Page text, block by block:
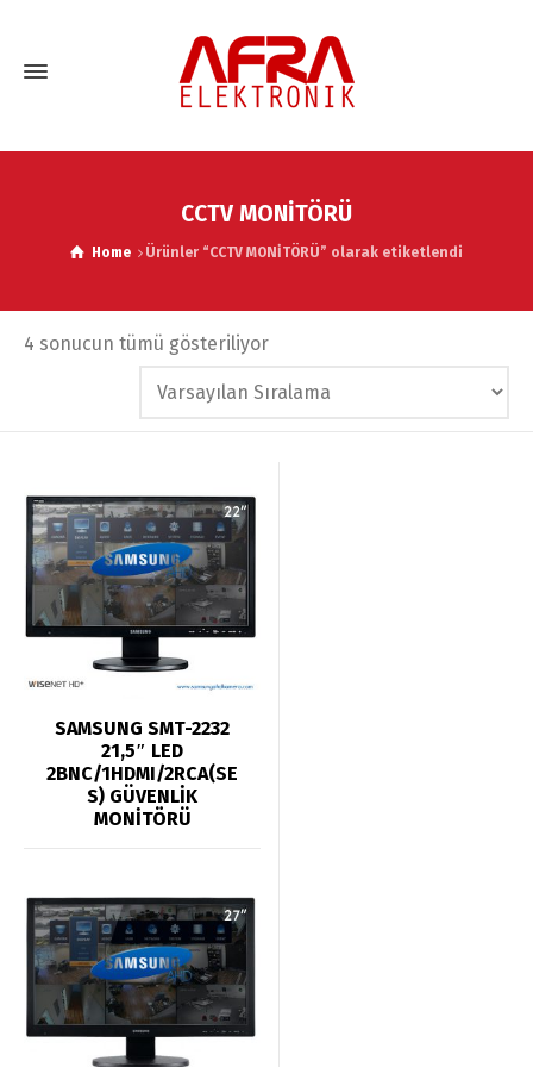
CCTV MONİTÖRÜ
Home Ürünler “CCTV MONİTÖRÜ” olarak etiketlendi
4 sonucun tümü gösteriliyor
SAMSUNG SMT-2232
21,5″ LED
2BNC/1HDMI/2RCA(SE
S) GÜVENLİK
MONİTÖRÜ